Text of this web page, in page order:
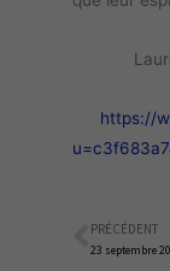
https://
PRÉCÉDENT
23 septembre